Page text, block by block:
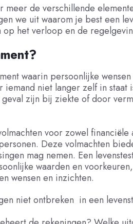
meer de verschillende
we uit waarom je best een
het verloop en de
waarin persoonlijke
niet langer zelf in staat
zijn bij ziekte of door
voor zowel financiële
Deze volmachten
mag nemen. Een
waarden en
wensen en inzichten.
niet ontbreken in een